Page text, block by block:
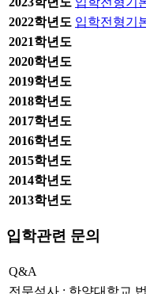
2022학년도 입학전형기
2021학년도
2020학년도
2019학년도
2018학년도
2017학년도
2016학년도
2015학년도
2014학년도
2013학년도
입학관련 문의
Q&A